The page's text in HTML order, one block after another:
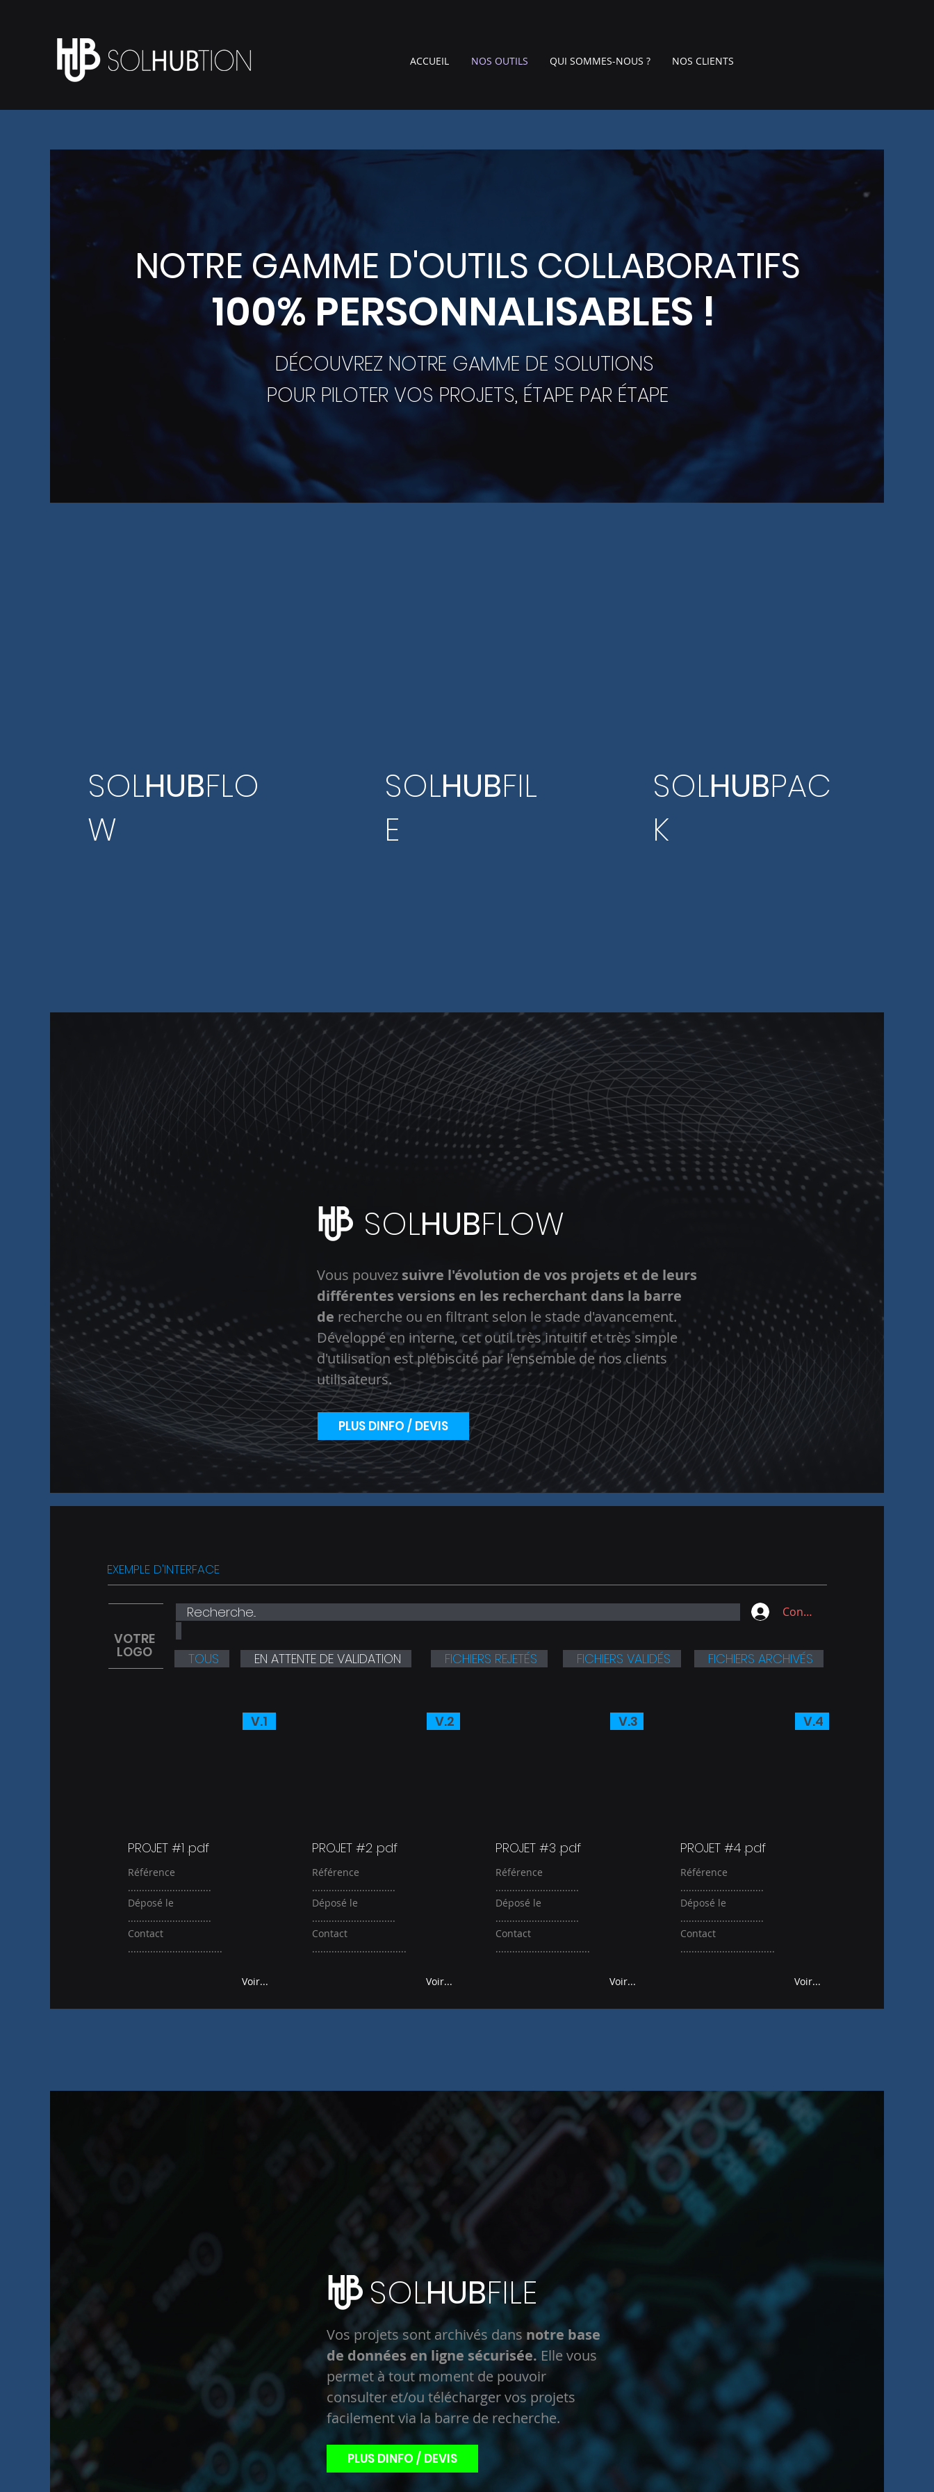
ACCUEIL NOS OUTILS QUI SOMMES-NOUS ? NOS CLIENTS
NOTRE GAMME D'OUTILS COLLABORATIFS
100% PERSONNALISABLES !
DÉCOUVREZ NOTRE GAMME DE SOLUTIONS
POUR PILOTER VOS PROJETS, ÉTAPE PAR ÉTAPE
SOLHUBFLO
W
SOLHUBFIL
E
SOLHUBPAC
K
SOLHUBFLOW
Vous pouvez suivre l'évolution de vos projets et de leurs
différentes versions en les recherchant dans la barre
de recherche ou en filtrant selon le stade d'avancement.
Développé en interne, cet outil très intuitif et très simple
d'utilisation est plébiscité par l'ensemble de nos clients
utilisateurs.
PLUS DINFO / DEVIS
EXEMPLE D'INTERFACE
VOTRE
LOGO
Recherche...
TOUS EN ATTENTE DE VALIDATION FICHIERS REJETÉS FICHIERS VALIDÉS FICHIERS ARCHIVÉS
Connexion
V.1
PROJET #1 .pdf
Référence
..............................
Déposé le
..............................
Contact
..................................
Voir...
V.2
PROJET #2 .pdf
Référence
..............................
Déposé le
..............................
Contact
..................................
Voir...
V.3
PROJET #3 .pdf
Référence
..............................
Déposé le
..............................
Contact
..................................
Voir...
V.4
PROJET #4 .pdf
Référence
..............................
Déposé le
..............................
Contact
..................................
Voir...
SOLHUBFILE
Vos projets sont archivés dans notre base
de données en ligne sécurisée. Elle vous
permet à tout moment de pouvoir
consulter et/ou télécharger vos projets
facilement via la barre de recherche.
PLUS DINFO / DEVIS